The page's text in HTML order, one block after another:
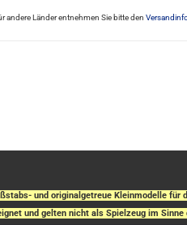
andere Länder entnehmen Sie bitte den
und originalgetreue Kleinmodelle für
und gelten nicht als Spielzeug im